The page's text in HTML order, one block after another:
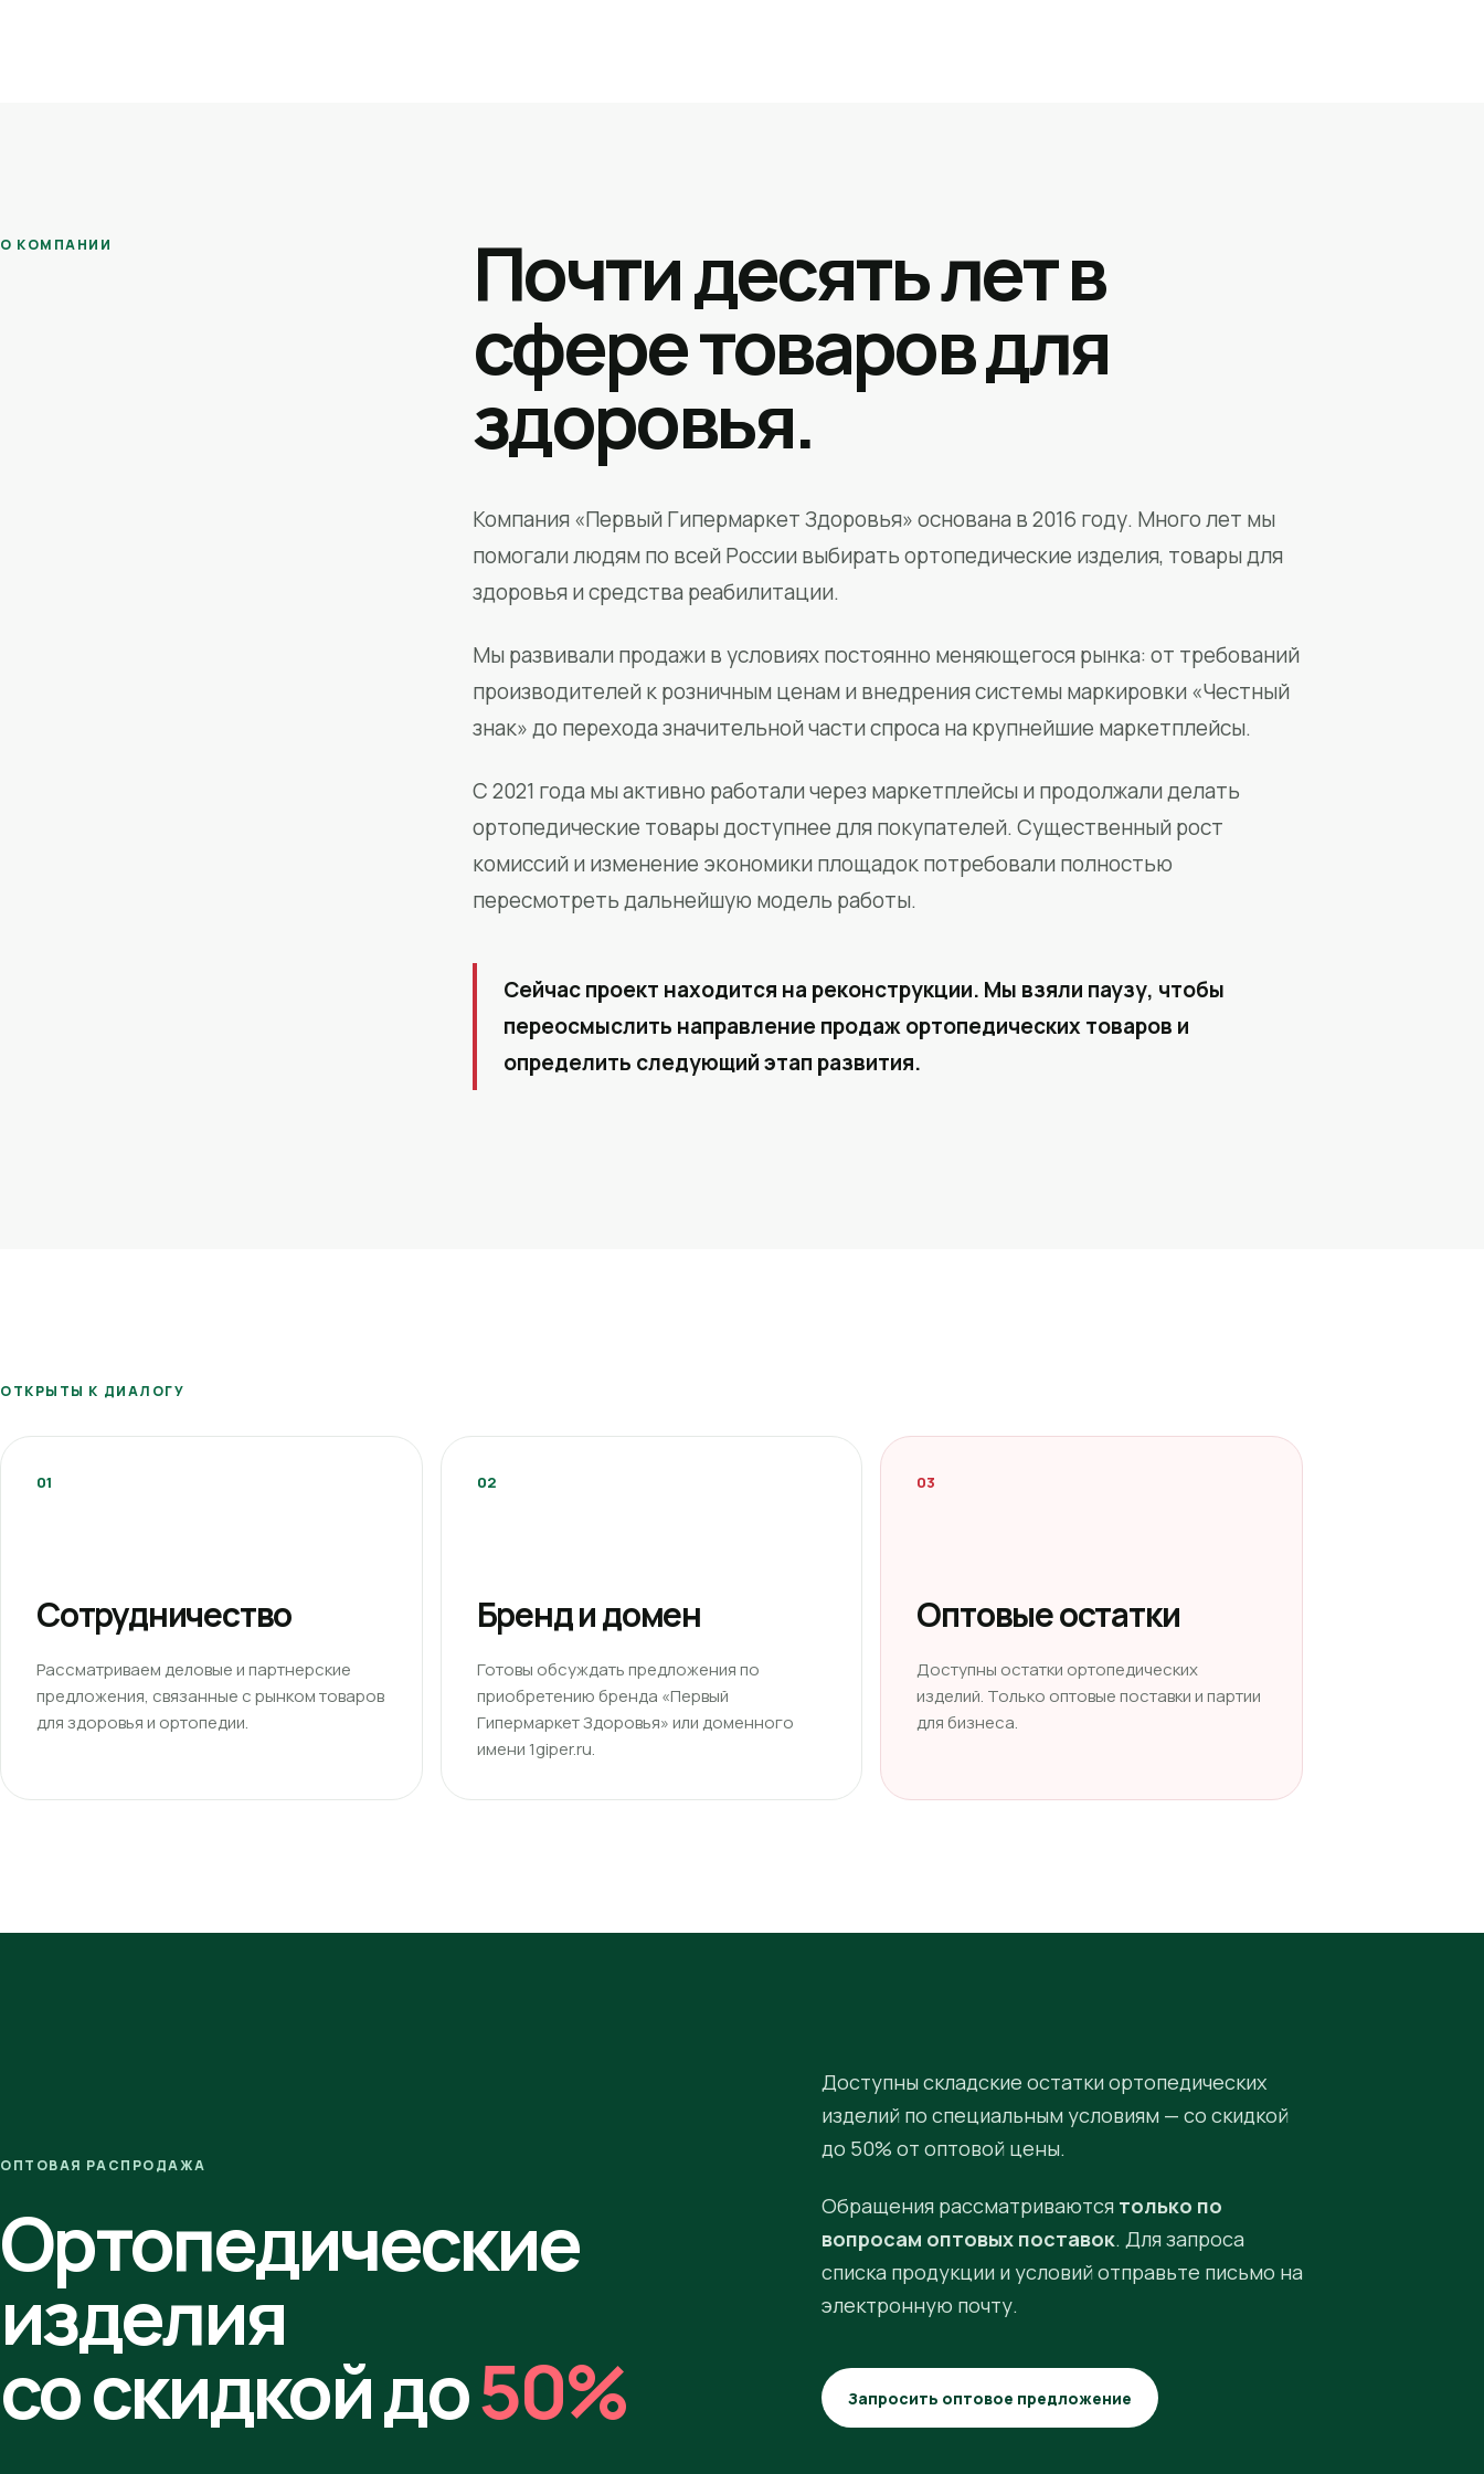
О КОМПАНИИ Почти десять лет в
сфере товаров для
здоровья.
Компания «Первый Гипермаркет Здоровья» основана в 2016 году. Много лет мы
помогали людям по всей России выбирать ортопедические изделия, товары для
здоровья и средства реабилитации.
Мы развивали продажи в условиях постоянно меняющегося рынка: от требований
производителей к розничным ценам и внедрения системы маркировки «Честный
знак» до перехода значительной части спроса на крупнейшие маркетплейсы.
С 2021 года мы активно работали через маркетплейсы и продолжали делать
ортопедические товары доступнее для покупателей. Существенный рост
комиссий и изменение экономики площадок потребовали полностью
пересмотреть дальнейшую модель работы.
Сейчас проект находится на реконструкции. Мы взяли паузу, чтобы
переосмыслить направление продаж ортопедических товаров и
определить следующий этап развития.
ОТКРЫТЫ К ДИАЛОГУ
01
Сотрудничество
Рассматриваем деловые и партнерские
предложения, связанные с рынком товаров
для здоровья и ортопедии.
02
Бренд и домен
Готовы обсуждать предложения по
приобретению бренда «Первый
Гипермаркет Здоровья» или доменного
имени 1giper.ru.
03
Оптовые остатки
Доступны остатки ортопедических
изделий. Только оптовые поставки и партии
для бизнеса.
ОПТОВАЯ РАСПРОДАЖА
Ортопедические
изделия
со скидкой до50%
Доступны складские остатки ортопедических
изделий по специальным условиям — со скидкой
до 50% от оптовой цены.
Обращения рассматриваются только по
вопросам оптовых поставок. Для запроса
списка продукции и условий отправьте письмо на
электронную почту.
Запросить оптовое предложение